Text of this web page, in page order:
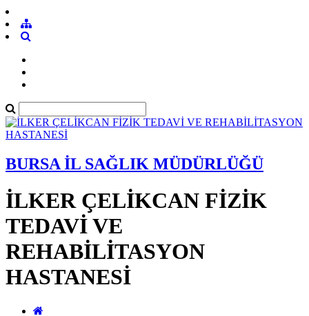
BURSA İL SAĞLIK MÜDÜRLÜĞÜ
İLKER ÇELİKCAN FİZİK
TEDAVİ VE
REHABİLİTASYON
HASTANESİ